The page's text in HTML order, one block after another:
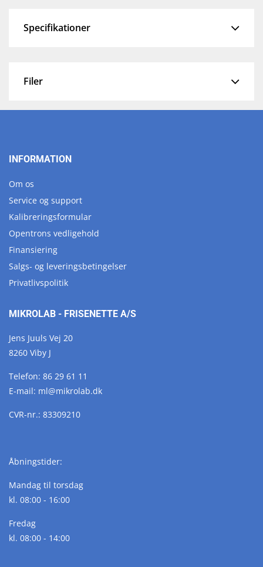
Specifikationer
Filer
INFORMATION
Om os
Service og support
Kalibreringsformular
Opentrons vedligehold
Finansiering
Salgs- og leveringsbetingelser
Privatlivspolitik
MIKROLAB - FRISENETTE A/S
Jens Juuls Vej 20
8260 Viby J
Telefon: 86 29 61 11
E-mail: ml@mikrolab.dk
CVR-nr.: 83309210
Åbningstider:
Mandag til torsdag
kl. 08:00 - 16:00
Fredag
kl. 08:00 - 14:00